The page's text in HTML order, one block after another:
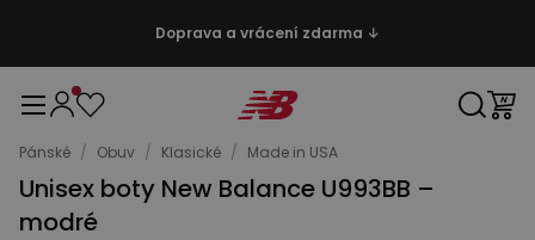
Doprava a vrácení zdarma ↓
Pánské / Obuv / Klasické / Made in USA
Unisex boty New Balance U993BB –
modré